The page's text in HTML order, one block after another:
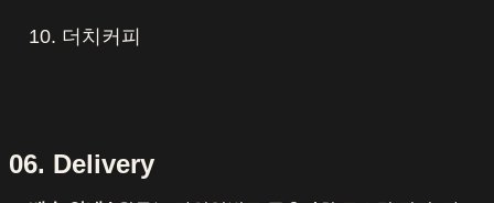
10. 더치커피
06. Delivery